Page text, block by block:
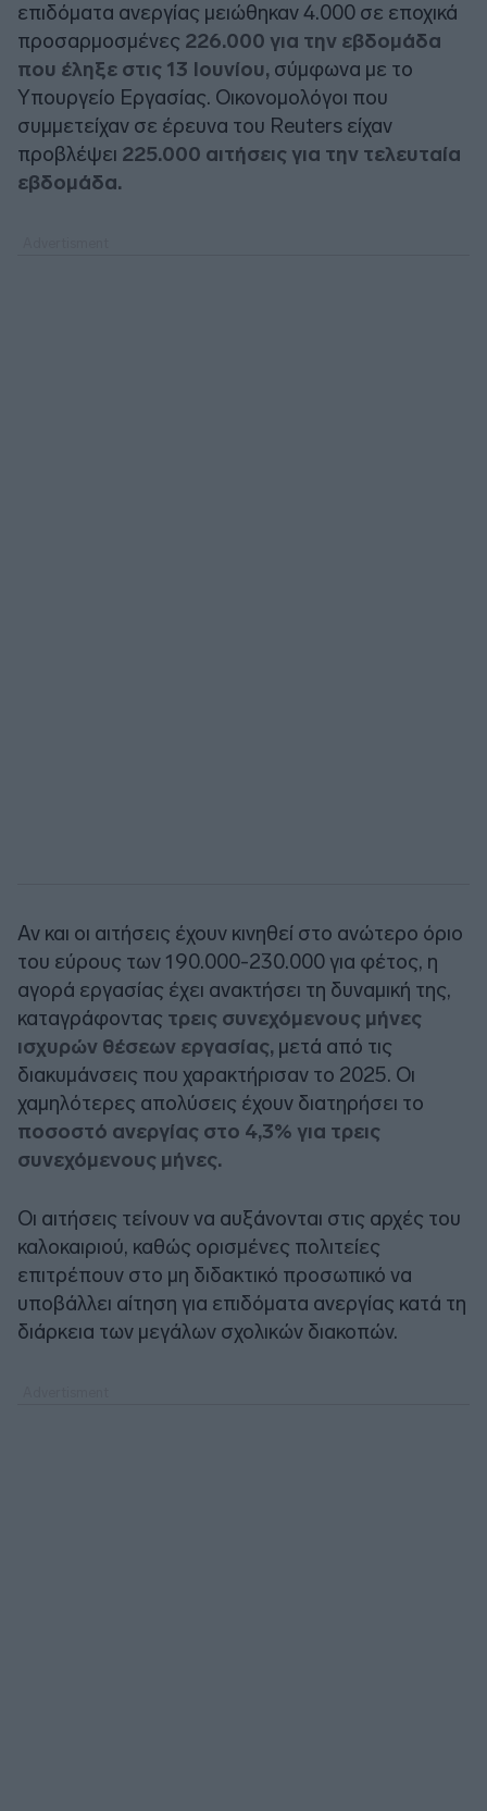
επιδόματα ανεργίας μειώθηκαν 4.000 σε εποχικά
προσαρμοσμένες 226.000 για την εβδομάδα
που έληξε στις 13 Ιουνίου, σύμφωνα με το
Υπουργείο Εργασίας. Οικονομολόγοι που
συμμετείχαν σε έρευνα του Reuters είχαν
προβλέψει 225.000 αιτήσεις για την τελευταία
εβδομάδα.
Αν και οι αιτήσεις έχουν κινηθεί στο ανώτερο όριο
του εύρους των 190.000-230.000 για φέτος, η
αγορά εργασίας έχει ανακτήσει τη δυναμική της,
καταγράφοντας τρεις συνεχόμενους μήνες
ισχυρών θέσεων εργασίας, μετά από τις
διακυμάνσεις που χαρακτήρισαν το 2025. Οι
χαμηλότερες απολύσεις έχουν διατηρήσει το
ποσοστό ανεργίας στο 4,3% για τρεις
συνεχόμενους μήνες.
Οι αιτήσεις τείνουν να αυξάνονται στις αρχές του
καλοκαιριού, καθώς ορισμένες πολιτείες
επιτρέπουν στο μη διδακτικό προσωπικό να
υποβάλλει αίτηση για επιδόματα ανεργίας κατά τη
διάρκεια των μεγάλων σχολικών διακοπών.